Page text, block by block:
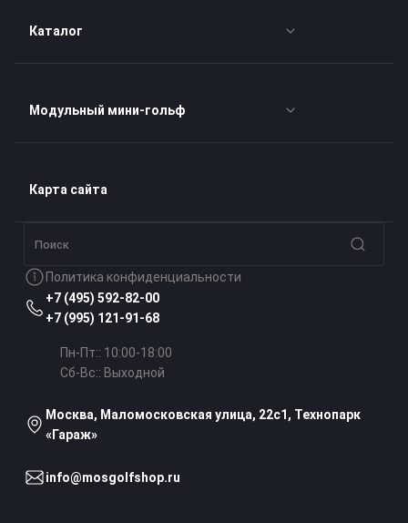
Каталог
Перчатки для гольфа
Бэги и тележки для гольфа
Тренажеры для гольфа
Аксессуары для гольфа
Модульный мини-гольф
Свободный стандарт
Этернитовый миниатюр-гольф
Фетровый мини-гольф
Карта сайта
Политика конфиденциальности
+7 (495) 592-82-00
+7 (995) 121-91-68
Пн-Пт:: 10:00-18:00
Сб-Вс:: Выходной
Москва, Маломосковская улица, 22с1, Технопарк
«Гараж»
info@mosgolfshop.ru